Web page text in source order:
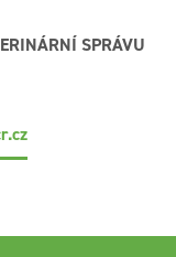
SPRÁVU